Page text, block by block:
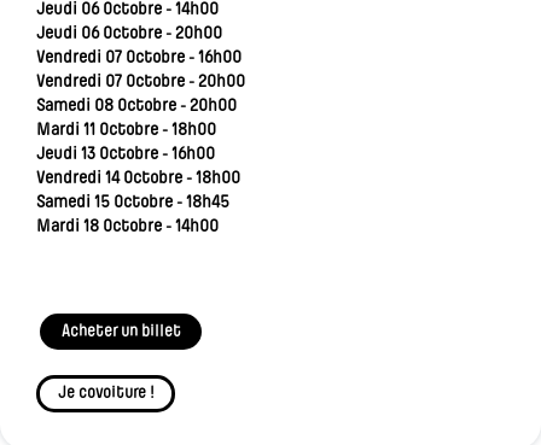
Jeudi 06 Octobre - 14h00
Jeudi 06 Octobre - 20h00
Vendredi 07 Octobre - 16h00
Vendredi 07 Octobre - 20h00
Samedi 08 Octobre - 20h00
Mardi 11 Octobre - 18h00
Jeudi 13 Octobre - 16h00
Vendredi 14 Octobre - 18h00
Samedi 15 Octobre - 18h45
Mardi 18 Octobre - 14h00
Acheter un billet
Je covoiture !